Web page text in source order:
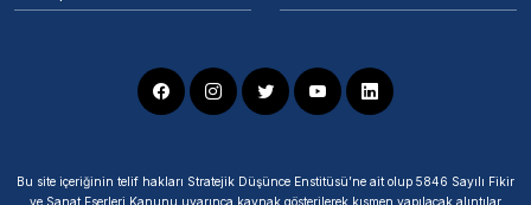
Bu site içeriğinin telif hakları Stratejik Düşünce Enstitüsü’ne ait olup 5846 Sayılı Fikir
ve Sanat Eserleri Kanunu uyarınca kaynak gösterilerek kısmen yapılacak alıntılar